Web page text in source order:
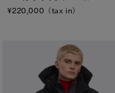
アクセサリー
フットウェア
アクセサリー
フットウェア
ブラック ディスク
ホワイト ディスク
ト―ナル ディスク
¥220,000（tax in）